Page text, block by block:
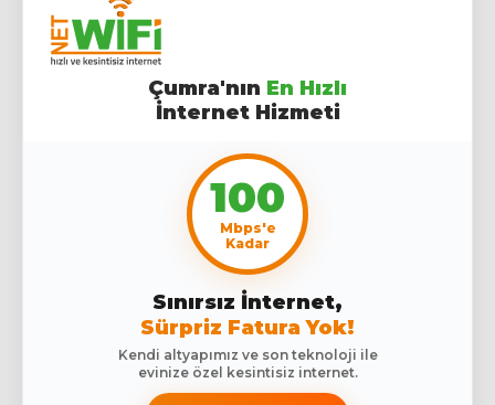
Çumra'nın En Hızlı
İnternet Hizmeti
100
Mbps'e
Kadar
Sınırsız İnternet,
Sürpriz Fatura Yok!
Kendi altyapımız ve son teknoloji ile
evinize özel kesintisiz internet.